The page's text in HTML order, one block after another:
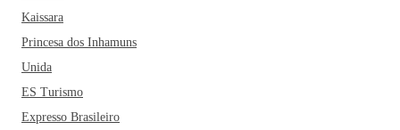
gastronomia mato-grossense: a famosa galinhada, a mistura
preparada com arroz branco e carne seca chamada de Maria
Isabel, a mojica de pintado e o doce típico de mamão
conhecido como furrundu. Um dos restaurantes mais
recomendados pelos habitantes da cidade é o Restaurante
Kaissara
Princesa dos Inhamuns
Unida
ES Turismo
Expresso Brasileiro